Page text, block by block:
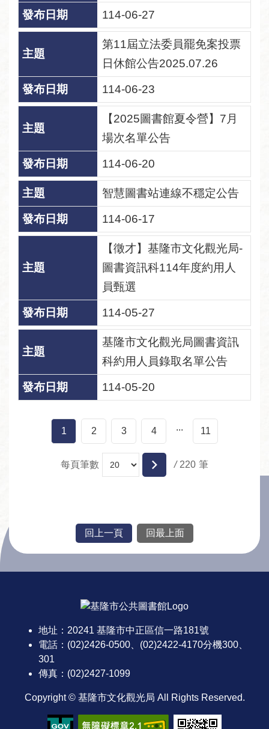
114-06-27
第11屆立法委員罷免案投票
日休館公告2025.07.26
114-06-23
【2025圖書館夏令營】7月
場次名單公告
114-06-20
智慧圖書站連線不穩定公告
114-06-17
【徵才】基隆市文化觀光局-
圖書資訊科114年度約用人
員甄選
114-05-27
基隆市文化觀光局圖書資訊
科約用人員錄取名單公告
114-05-20
1 2 3 4 ... 11
每頁筆數 / 220
回上一頁 回最上面
地址：20241 基隆市中正區信一路181號
電話：(02)2426-0500、(02)2422-4170分機300、
301
傳真：(02)2427-1099
Copyright © 基隆市文化觀光局 All Rights Reserved.